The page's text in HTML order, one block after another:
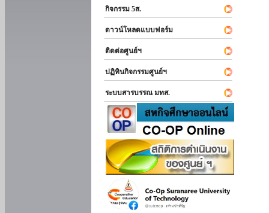
กิจกรรม 5ส.
ดาวน์โหลดแบบฟอร์ม
ติดต่อศูนย์ฯ
ปฏิทินกิจกรรมศูนย์ฯ
ระบบสารบรรณ มทส.